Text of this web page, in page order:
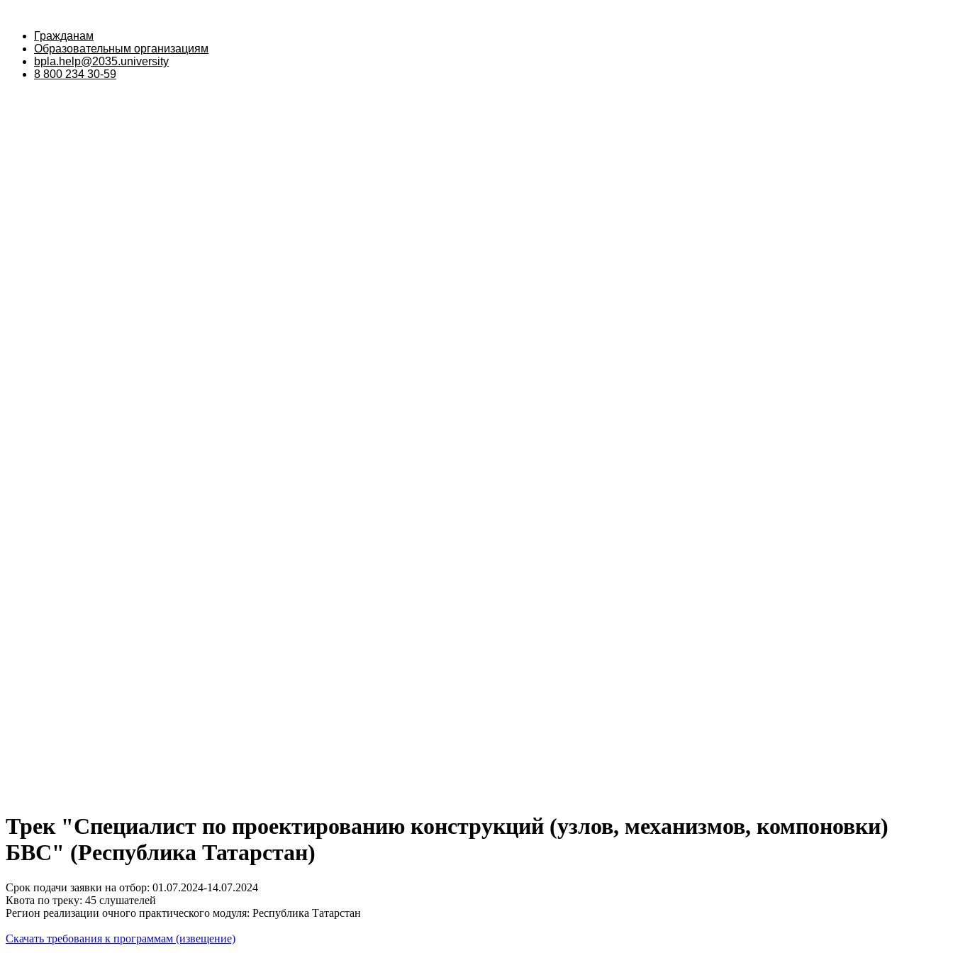
Гражданам
Образовательным организациям
bpla.help@2035.university
8 800 234 30-59
Трек "Специалист по проектированию конструкций (узлов, механизмов, компоновки)
БВС" (Республика Татарстан)
Срок подачи заявки на отбор: 01.07.2024-14.07.2024
Квота по треку: 45 слушателей
Регион реализации очного практического модуля: Республика Татарстан
Скачать требования к программам (извещение)